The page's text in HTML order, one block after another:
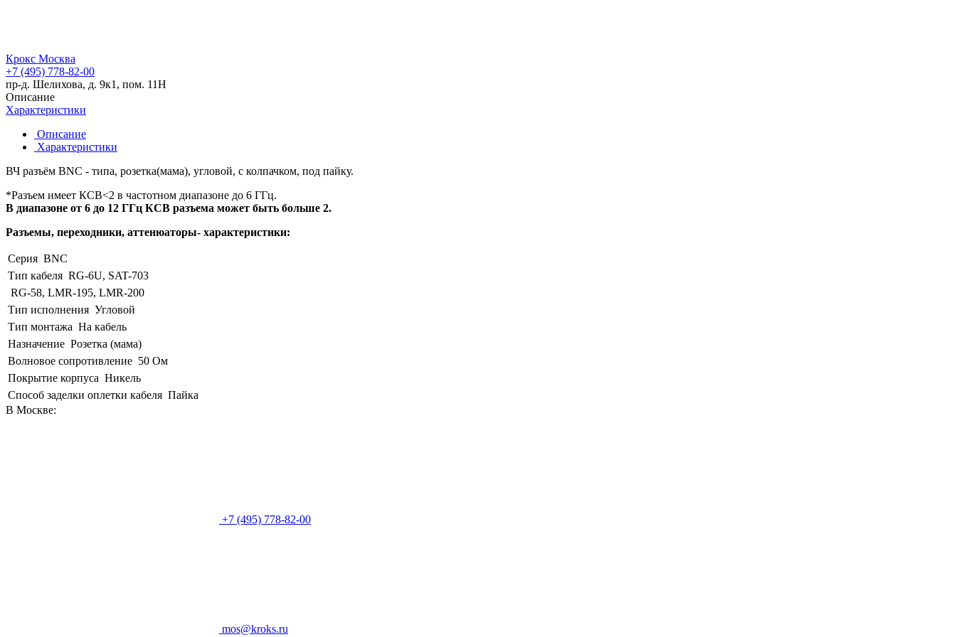
Крокс Москва
+7 (495) 778-82-00
пр-д. Шелихова, д. 9к1, пом. 11Н
Описание
Характеристики
Описание
Характеристики
ВЧ разъём BNC - типа, розетка(мама), угловой, с колпачком, под пайку.
*Разъем имеет КСВ<2 в частотном диапазоне до 6 ГГц.
В диапазоне от 6 до 12 ГГц КСВ разъема может быть больше 2.
Разъемы, переходники, аттенюаторы- характеристики:
Серия BNC
Тип кабеля RG-6U, SAT-703
RG-58, LMR-195, LMR-200
Тип исполнения Угловой
Тип монтажа На кабель
Назначение Розетка (мама)
Волновое сопротивление 50 Ом
Покрытие корпуса Никель
Способ заделки оплетки кабеля Пайка
В Москве:
+7 (495) 778-82-00
mos@kroks.ru